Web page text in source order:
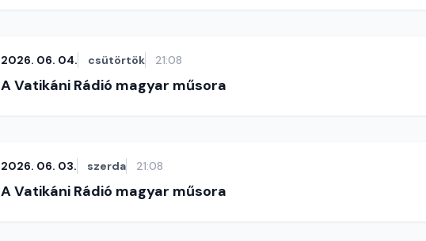
2026. 06. 04. csütörtök 21:08
A Vatikáni Rádió magyar műsora
2026. 06. 03. szerda 21:08
A Vatikáni Rádió magyar műsora